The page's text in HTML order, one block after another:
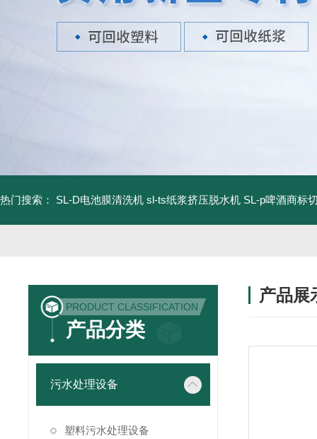
热门搜索： SL-D电池膜清洗机 sl-ts纸浆挤压脱水机 SL-p啤酒商标
PRODUCT CLASSIFICATION
产品分类
污水处理设备
塑料污水处理设备
产品展